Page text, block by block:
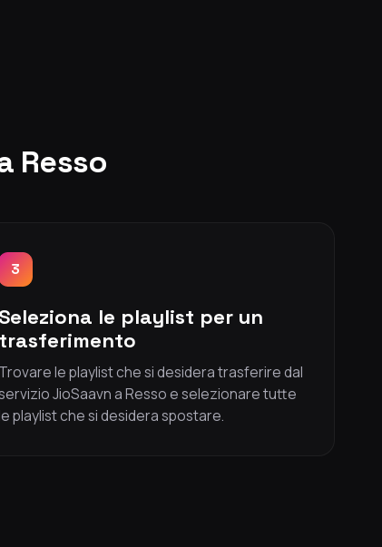
Resso
3
Seleziona le playlist per un
trasferimento
Trovare le playlist che si desidera trasferire dal
JioSaavn a Resso e selezionare tutte
playlist che si desidera spostare.